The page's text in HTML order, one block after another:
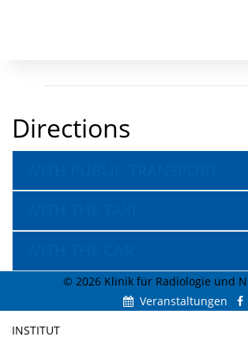
Directions
© 2026 Klinik für Radiologie und
Veranstaltungen
INSTITUT